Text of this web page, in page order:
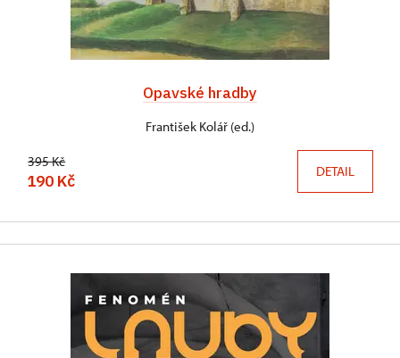
Opavské hradby
František Kolář (ed.)
395 Kč
190 Kč DETAIL